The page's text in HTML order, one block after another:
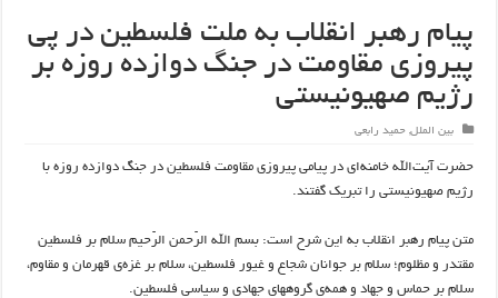
پیام رهبر انقلاب به ملت فلسطین در پی
پیروزی مقاومت در جنگ دوازده روزه بر
رژیم صهیونیستی
بین الملل,حمید رابعی
حضرت آیت‌الله خامنه‌ای در پیامی پیروزی مقاومت فلسطین در جنگ دوازده روزه با
رژیم صهیونیستی را تبریک گفتند.
متن پیام رهبر انقلاب به این شرح است: بسم الله الرّحمن الرّحیم سلام بر فلسطین
مقتدر و مظلوم؛ سلام بر جوانان شجاع و غیور فلسطین، سلام بر غزه‌ی قهرمان و مقاوم،
سلام بر حماس و جهاد و همه‌ی گروههای جهادی و سیاسی فلسطین.